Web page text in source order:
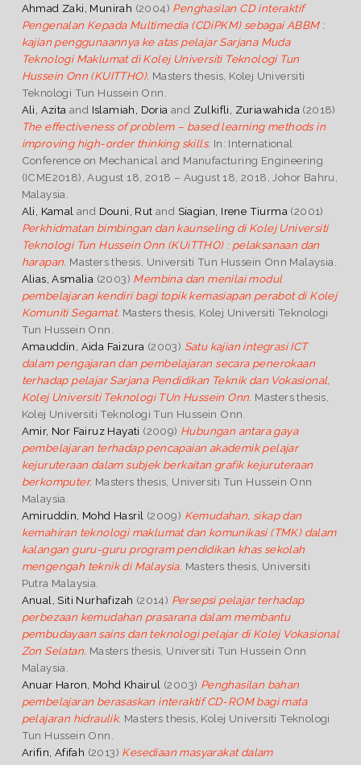
Ahmad Zaki, Munirah (2004) Penghasilan CD interaktif
Pengenalan Kepada Multimedia (CDiPKM) sebagai ABBM :
kajian penggunaannya ke atas pelajar Sarjana Muda
Teknologi Maklumat di Kolej Universiti Teknologi Tun
Hussein Onn (KUITTHO). Masters thesis, Kolej Universiti
Teknologi Tun Hussein Onn.
Ali, Azita and Islamiah, Doria and Zulkifli, Zuriawahida (2018)
The effectiveness of problem – based learning methods in
improving high-order thinking skills. In: International
Conference on Mechanical and Manufacturing Engineering
(ICME2018), August 18, 2018 – August 18, 2018, Johor Bahru,
Malaysia.
Ali, Kamal and Douni, Rut and Siagian, Irene Tiurma (2001)
Perkhidmatan bimbingan dan kaunseling di Kolej Universiti
Teknologi Tun Hussein Onn (KUiTTHO) : pelaksanaan dan
harapan. Masters thesis, Universiti Tun Hussein Onn Malaysia.
Alias, Asmalia (2003) Membina dan menilai modul
pembelajaran kendiri bagi topik kemasiapan perabot di Kolej
Komuniti Segamat. Masters thesis, Kolej Universiti Teknologi
Tun Hussein Onn.
Amauddin, Aida Faizura (2003) Satu kajian integrasi ICT
dalam pengajaran dan pembelajaran secara penerokaan
terhadap pelajar Sarjana Pendidikan Teknik dan Vokasional,
Kolej Universiti Teknologi TUn Hussein Onn. Masters thesis,
Kolej Universiti Teknologi Tun Hussein Onn.
Amir, Nor Fairuz Hayati (2009) Hubungan antara gaya
pembelajaran terhadap pencapaian akademik pelajar
kejuruteraan dalam subjek berkaitan grafik kejuruteraan
berkomputer. Masters thesis, Universiti Tun Hussein Onn
Malaysia.
Amiruddin, Mohd Hasril (2009) Kemudahan, sikap dan
kemahiran teknologi maklumat dan komunikasi (TMK) dalam
kalangan guru-guru program pendidikan khas sekolah
mengengah teknik di Malaysia. Masters thesis, Universiti
Putra Malaysia.
Anual, Siti Nurhafizah (2014) Persepsi pelajar terhadap
perbezaan kemudahan prasarana dalam membantu
pembudayaan sains dan teknologi pelajar di Kolej Vokasional
Zon Selatan. Masters thesis, Universiti Tun Hussein Onn
Malaysia.
Anuar Haron, Mohd Khairul (2003) Penghasilan bahan
pembelajaran berasaskan interaktif CD-ROM bagi mata
pelajaran hidraulik. Masters thesis, Kolej Universiti Teknologi
Tun Hussein Onn.
Arifin, Afifah (2013) Kesediaan masyarakat dalam